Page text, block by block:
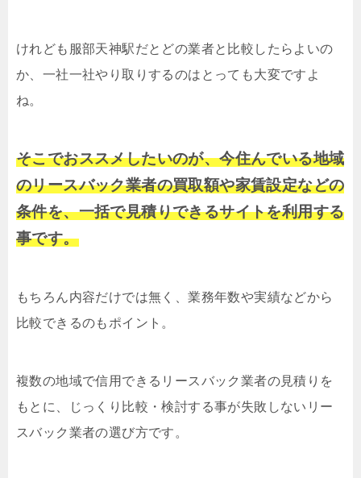
けれども服部天神駅だとどの業者と比較したらよいの
か、一社一社やり取りするのはとっても大変ですよ
ね。
そこでおススメしたいのが、今住んでいる地域
のリースバック業者の買取額や家賃設定などの
条件を、一括で見積りできるサイトを利用する
事です。
もちろん内容だけでは無く、業務年数や実績などから
比較できるのもポイント。
複数の地域で信用できるリースバック業者の見積りを
もとに、じっくり比較・検討する事が失敗しないリー
スバック業者の選び方です。